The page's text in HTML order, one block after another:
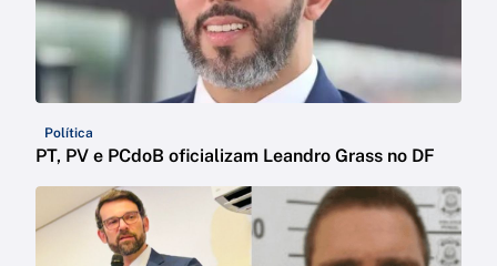
Política
PT, PV e PCdoB oficializam Leandro Grass no DF